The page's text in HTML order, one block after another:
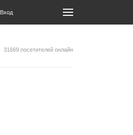
Вход
31669 посетителей онлайн